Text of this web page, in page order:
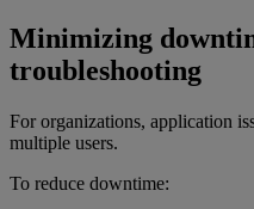
Minimizing
troubleshooting
For organizations, application
multiple users.
To reduce downtime: